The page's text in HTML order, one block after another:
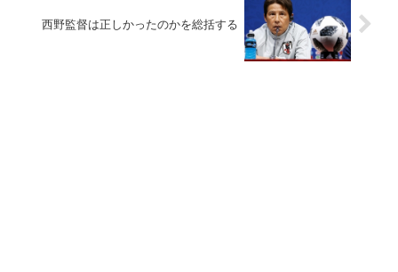
西野監督は正しかったのかを総括する